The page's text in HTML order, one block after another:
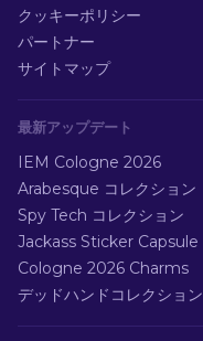
クッキーポリシー
パートナー
サイトマップ
最新アップデート
IEM Cologne 2026
Arabesque コレクション
Spy Tech コレクション
Jackass Sticker Capsule
Cologne 2026 Charms
デッドハンドコレクション